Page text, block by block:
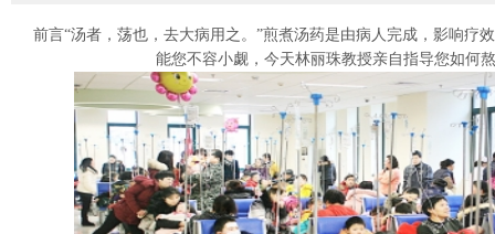
前言“汤者，荡也，去大病用之。”煎煮汤药是由病人完成，影响疗
能您不容小觑，今天林丽珠教授亲自指导您如何